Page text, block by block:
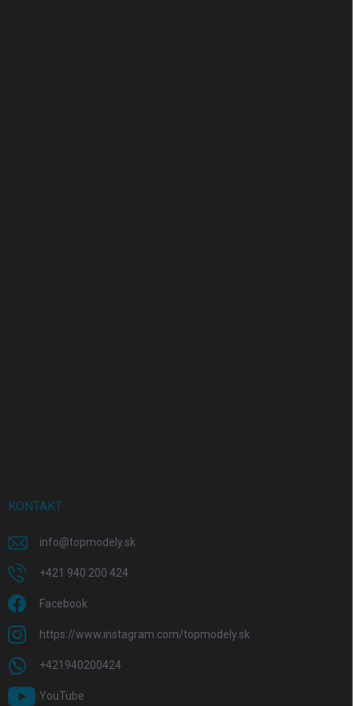
KONTAKT
info@topmodely.sk
+421 940 200 424
Facebook
https://www.instagram.com/topmodely.sk
+421940200424
YouTube